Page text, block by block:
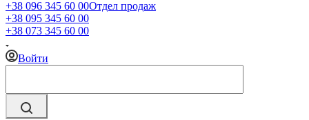
+38 096 345 60 00Отдел продаж
+38 095 345 60 00
+38 073 345 60 00
Войти